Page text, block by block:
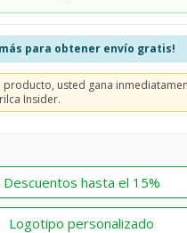
más para obtener envío gratis!
usted gana
Insider.
Descuentos hasta el 15%
Logotipo personalizado